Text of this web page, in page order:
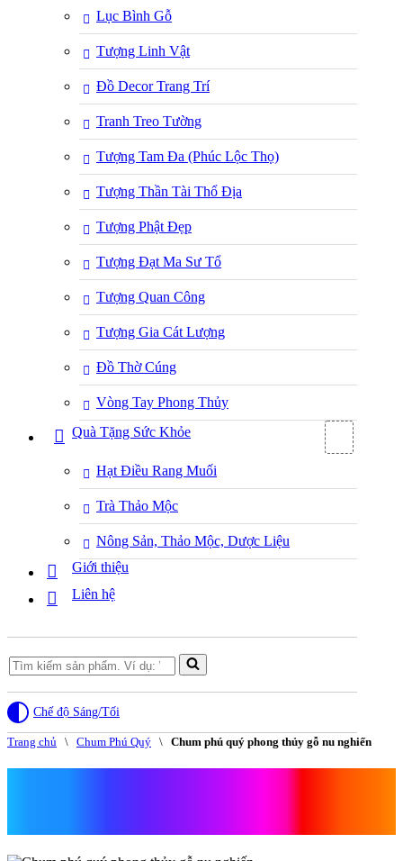
Lục Bình Gỗ
Tượng Linh Vật
Đồ Decor Trang Trí
Tranh Treo Tường
Tượng Tam Đa (Phúc Lộc Thọ)
Tượng Thần Tài Thổ Địa
Tượng Phật Đẹp
Tượng Đạt Ma Sư Tổ
Tượng Quan Công
Tượng Gia Cát Lượng
Đồ Thờ Cúng
Vòng Tay Phong Thủy
Quà Tặng Sức Khỏe
Hạt Điều Rang Muối
Trà Thảo Mộc
Nông Sản, Thảo Mộc, Dược Liệu
Giới thiệu
Liên hệ
Search
for...
Chế độ Sáng/Tối
Trang chủ \ Chum Phú Quý \ Chum phú quý phong thủy gỗ nu nghiến